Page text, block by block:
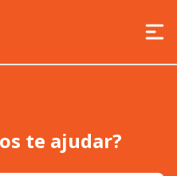
te ajudar?